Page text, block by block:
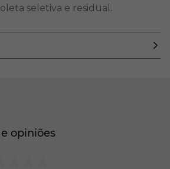
seletiva e residual.
opiniões